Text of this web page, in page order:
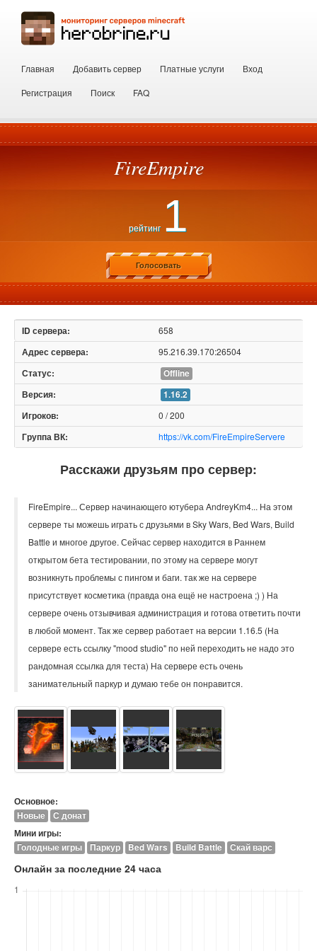
Главная Добавить сервер Платные услуги
Вход
Регистрация
Поиск FAQ
FireEmpire
рейтинг 1
Голосовать
658
95.216.39.170:26504
Offline
1.16.2
0 / 200
https://vk.com/FireEmpireServere
Расскажи друзьям про сервер:
FireEmpire... Сервер начинающего ютубера AndreyKm4... На этом
сервере ты можешь играть с друзьями в Sky Wars, Bed Wars, Build
Battle и многое другое. Сейчас сервер находится в Раннем
открытом бета тестировании, по этому на сервере могут
возникнуть проблемы с пингом и баги. так же на сервере
присутствует косметика (правда она ещё не настроена ;) ) На
сервере очень отзывчивая администрация и готова ответить почти
в любой момент. Так же сервер работает на версии 1.16.5 (На
сервере есть ссылку "mood studio" по ней переходить не надо это
рандомная ссылка для теста) На сервере есть очень
занимательный паркур и думаю тебе он понравится.
Основное:
Новые С донат
Мини игры:
Голодные игры Паркур Bed Wars Build Battle Скай варс
Онлайн за последние 24 часа